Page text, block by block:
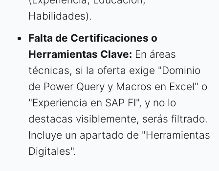
Habilidades).
Falta de Certificaciones o
Herramientas Clave: En áreas
técnicas, si la oferta exige "Dominio
de Power Query y Macros en Excel" o
"Experiencia en SAP FI", y no lo
destacas visiblemente, serás filtrado.
Incluye un apartado de "Herramientas
Digitales".